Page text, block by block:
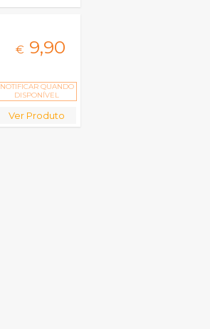
€ 9,90
NOTIFICAR QUANDO
DISPONÍVEL
Ver Produto